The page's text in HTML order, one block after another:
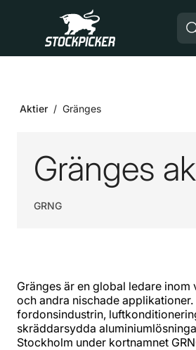
Gå till huvudinnehåll
Aktier Gränges
Gränges
GRNG
​Gränges är en global ledare
och andra nischade
fordonsindustrin,
skräddarsydda
Stockholm under kortnamnet